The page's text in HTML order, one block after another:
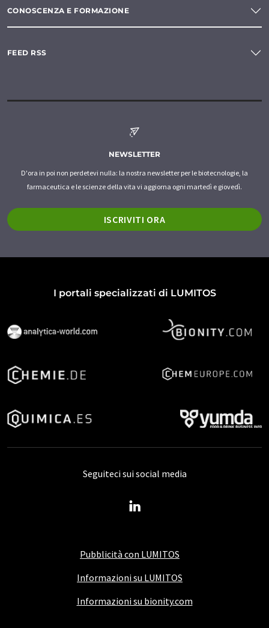
CONOSCENZA E FORMAZIONE
FEED RSS
NEWSLETTER
D'ora in poi non perdetevi nulla: la nostra newsletter per le biotecnologie, la
farmaceutica e le scienze della vita vi aggiorna ogni martedì e giovedì.
ISCRIVITI ORA
I portali specializzati di LUMITOS
Pubblicità con LUMITOS
Informazioni su LUMITOS
Informazioni su bionity.com
Seguiteci sui social media